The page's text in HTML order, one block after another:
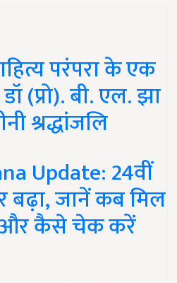
परंपरा के एक
(प्रो). बी. एल. झा
श्रद्धांजलि
Update: 24वीं
बढ़ा, जानें कब मिल
और कैसे चेक करें